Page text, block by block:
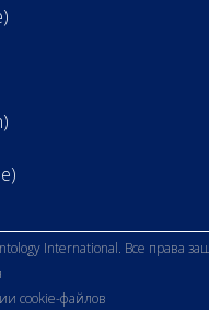
International. Все права
cookie-файлов